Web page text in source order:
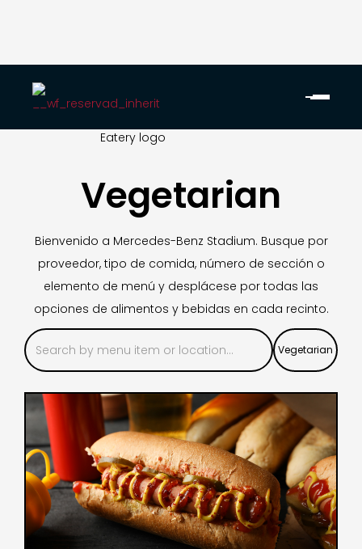
Vegetarian
Bienvenido a Mercedes-Benz Stadium. Busque por
proveedor, tipo de comida, número de sección o
elemento de menú y desplácese por todas las
opciones de alimentos y bebidas en cada recinto.